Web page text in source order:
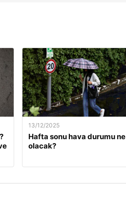
13/12/2025
Hafta sonu hava durumu ne
olacak?